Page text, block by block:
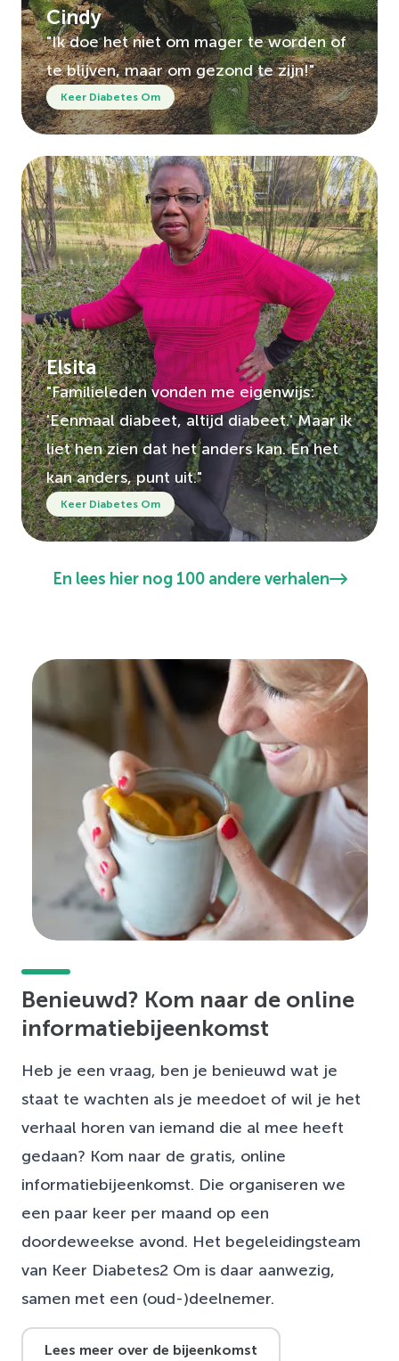
Cindy
"Ik doe het niet om mager te worden of
te blijven, maar om gezond te zijn!"
Keer Diabetes Om
Elsita
"Familieleden vonden me eigenwijs:
'Eenmaal diabeet, altijd diabeet.' Maar ik
liet hen zien dat het anders kan. En het
kan anders, punt uit."
Keer Diabetes Om
En lees hier nog 100 andere verhalen
Benieuwd? Kom naar de online
informatiebijeenkomst
Heb je een vraag, ben je benieuwd wat je
staat te wachten als je meedoet of wil je het
verhaal horen van iemand die al mee heeft
gedaan? Kom naar de gratis, online
informatiebijeenkomst. Die organiseren we
een paar keer per maand op een
doordeweekse avond. Het begeleidingsteam
van Keer Diabetes2 Om is daar aanwezig,
samen met een (oud-)deelnemer.
Lees meer over de bijeenkomst